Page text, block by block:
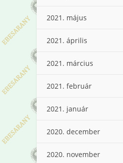
2021. május
2021. április
2021. március
2021. február
2021. január
2020. december
2020. november